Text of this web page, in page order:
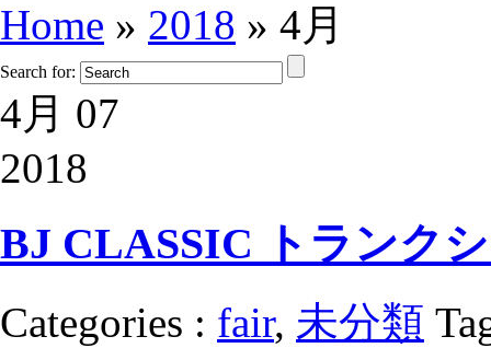
Home » 2018 » 4月
Search for:
4月 07
2018
BJ CLASSIC トランク
Categories : fair, 未分類